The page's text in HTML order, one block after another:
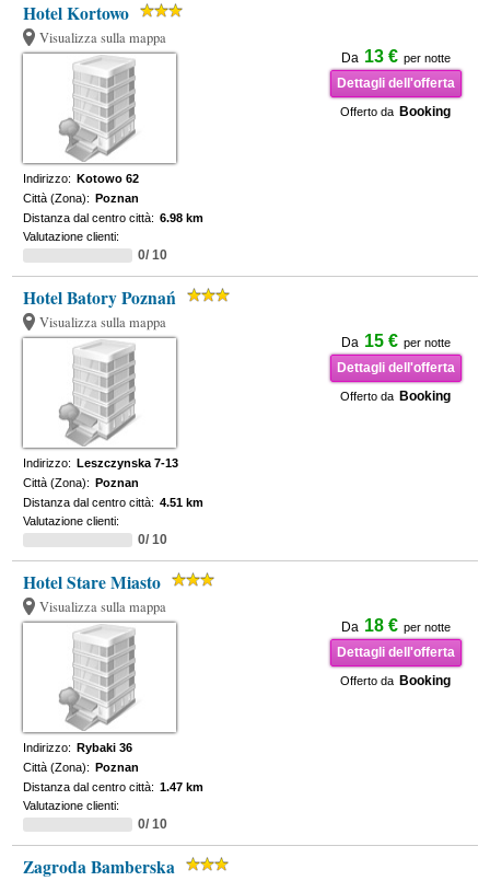
Hotel Kortowo
Visualizza sulla mappa
Da 13 € per notte
Dettagli dell'offerta
Offerto da Booking
Indirizzo: Kotowo 62
Città (Zona): Poznan
Distanza dal centro città: 6.98 km
Valutazione clienti:
0/ 10
Hotel Batory Poznań
Visualizza sulla mappa
Da 15 € per notte
Dettagli dell'offerta
Offerto da Booking
Indirizzo: Leszczynska 7-13
Città (Zona): Poznan
Distanza dal centro città: 4.51 km
Valutazione clienti:
0/ 10
Hotel Stare Miasto
Visualizza sulla mappa
Da 18 € per notte
Dettagli dell'offerta
Offerto da Booking
Indirizzo: Rybaki 36
Città (Zona): Poznan
Distanza dal centro città: 1.47 km
Valutazione clienti:
0/ 10
Zagroda Bamberska